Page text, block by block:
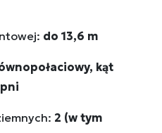
do 13,6 m
kąt
2 (w tym